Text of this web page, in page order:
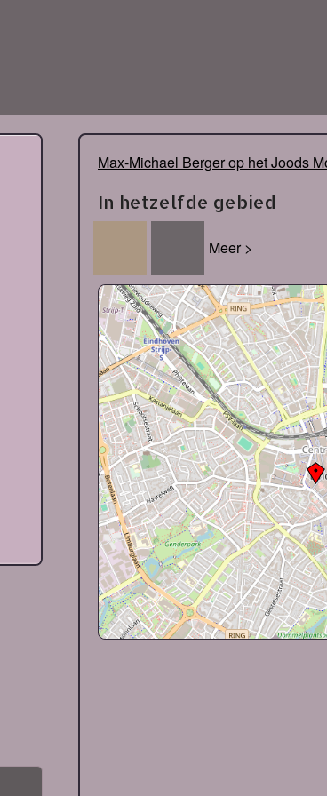
Max-Michael Berger op het Joods
In hetzelfde gebied
Meer >